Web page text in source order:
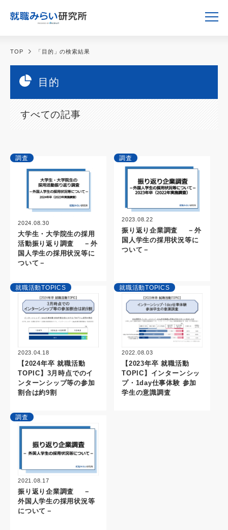
TOP 「目的」の検索結果
目的
すべての記事
調査
2024.08.30
大学生・大学院生の採用
活動振り返り調査 －外
国人学生の採用状況等に
ついて－
調査
2023.08.22
振り返り企業調査 －外
国人学生の採用状況等に
ついて－
就職活動TOPICS
2023.04.18
【2024年卒 就職活動
TOPIC】3月時点でのイ
ンターンシップ等の参加
割合は約9割
就職活動TOPICS
2022.08.03
【2023年卒 就職活動
TOPIC】インターンシッ
プ・1day仕事体験 参加
学生の意識調査
調査
2021.08.17
振り返り企業調査 －
外国人学生の採用状況等
について－